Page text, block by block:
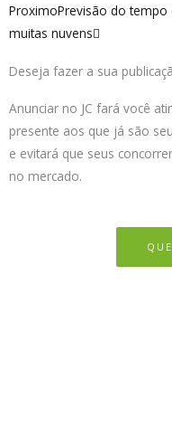
ProximoPrevisão do tempo
muitas nuvens
Deseja fazer a sua
Anunciar no JC fará você
presente aos que já são
e evitará que seus
no mercado.